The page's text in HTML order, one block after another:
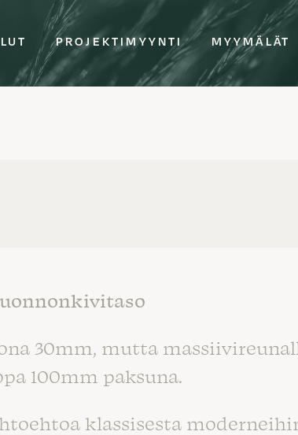
PROJEKTIMYYNTI MYYMÄLÄT
30mm, mutta
100mm paksuna.
klassisesta